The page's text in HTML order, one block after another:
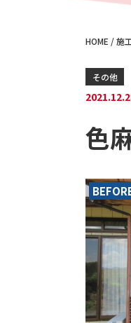
HOME /施
その他
色